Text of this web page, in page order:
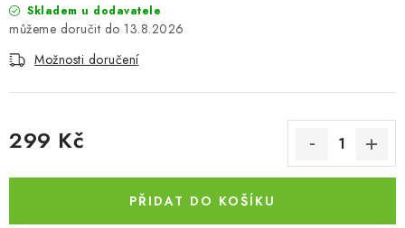
FAQ
Výstavy 2026
Skladem u dodavatele
13.8.2026
Možnosti doručení
299 Kč
PŘIDAT DO KOŠÍKU